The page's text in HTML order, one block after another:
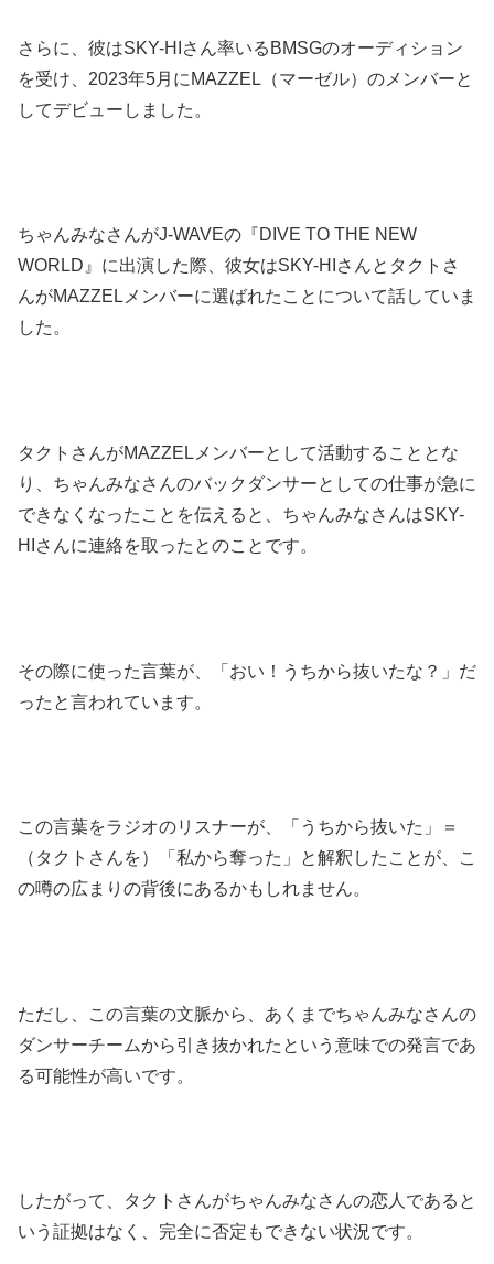
さらに、彼はSKY-HIさん率いるBMSGのオーディション
を受け、2023年5月にMAZZEL（マーゼル）のメンバーと
してデビューしました。
ちゃんみなさんがJ-WAVEの『DIVE TO THE NEW
WORLD』に出演した際、彼女はSKY-HIさんとタクトさ
んがMAZZELメンバーに選ばれたことについて話していま
した。
タクトさんがMAZZELメンバーとして活動することとな
り、ちゃんみなさんのバックダンサーとしての仕事が急に
できなくなったことを伝えると、ちゃんみなさんはSKY-
HIさんに連絡を取ったとのことです。
その際に使った言葉が、「おい！うちから抜いたな？」だ
ったと言われています。
この言葉をラジオのリスナーが、「うちから抜いた」＝
（タクトさんを）「私から奪った」と解釈したことが、こ
の噂の広まりの背後にあるかもしれません。
ただし、この言葉の文脈から、あくまでちゃんみなさんの
ダンサーチームから引き抜かれたという意味での発言であ
る可能性が高いです。
したがって、タクトさんがちゃんみなさんの恋人であると
いう証拠はなく、完全に否定もできない状況です。